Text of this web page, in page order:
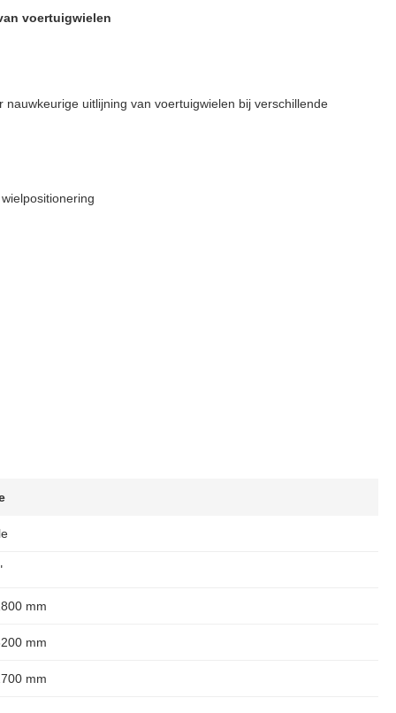
voertuigwielen
uitlijning van voertuigwielen bij verschillende
mm
mm
mm